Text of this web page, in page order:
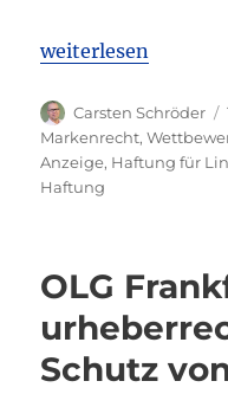
„BGH: Google-
weiterlesen
Autor
Carsten Schröder
Markenrecht,
Anzeige, Haftung für
Haftung
OLG
Schutz